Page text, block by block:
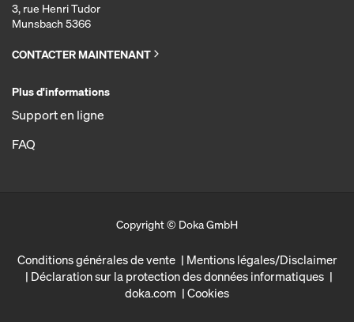
3, rue Henri Tudor
Munsbach 5366
CONTACTER MAINTENANT
Plus d'informations
Support en ligne
FAQ
Copyright © Doka GmbH
Conditions générales de vente
Mentions légales/Disclaimer
Déclaration sur la protection des données informatiques
doka.com
Cookies